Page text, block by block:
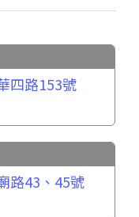
四路153號
路43、45號